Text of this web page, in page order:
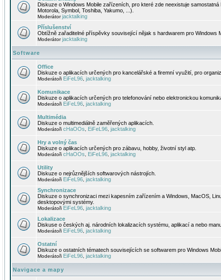
Diskuze o Windows Mobile zařízeních, pro které zde neexistuje
Motorola, Symbol, Toshiba, Yakumo, ...).
Moderátorjacktalking
Příslušenství
Obtížně zařaditelné příspěvky související nějak s hardwarem pro Windows
Moderátorjacktalking
Software
Office
Diskuze o aplikacích určených pro kancelářské a firemní využití, pro
Moderátoři EiFeL96 jacktalking
Komunikace
Diskuze o aplikacích určených pro telefonování nebo elektronickou
Moderátoři EiFeL96 jacktalking
Multimédia
Diskuze o multimediálně zaměřených aplikacích.
Moderátoři cHaOOs EiFeL96 jacktalking
Hry a volný čas
Diskuze o aplikacích určených pro zábavu, hobby, životní styl atp.
Moderátoři cHaOOs EiFeL96 jacktalking
Utility
Diskuze o nejrůznějších softwarových nástrojích.
Moderátoři EiFeL96 jacktalking
Synchronizace
Diskuze o synchronizaci mezi kapesním zařízením a Windows, MacOS,
desktopovými systémy.
Moderátoři EiFeL96 jacktalking
Lokalizace
Diskuse o českých aj. národních lokalizacích systému, aplikací a nebo
Moderátoři EiFeL96 jacktalking
Ostatní
Diskuze o ostatních tématech souvisejících se softwarem pro Windows
Moderátoři EiFeL96 jacktalking
Navigace a mapy